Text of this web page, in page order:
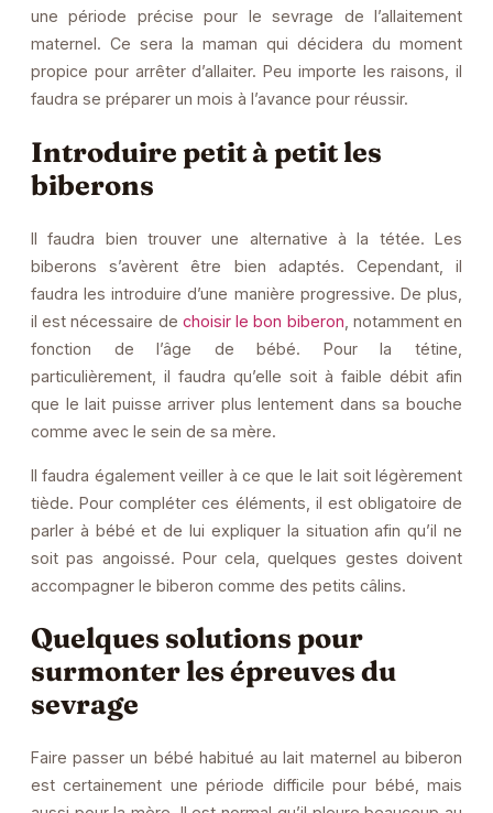
une période précise pour le sevrage de l’allaitement
maternel. Ce sera la maman qui décidera du moment
propice pour arrêter d’allaiter. Peu importe les raisons, il
faudra se préparer un mois à l’avance pour réussir.
Introduire petit à petit les
biberons
Il faudra bien trouver une alternative à la tétée. Les
biberons s’avèrent être bien adaptés. Cependant, il
faudra les introduire d’une manière progressive. De plus,
il est nécessaire de choisir le bon biberon , notamment en
fonction de l’âge de bébé. Pour la tétine,
particulièrement, il faudra qu’elle soit à faible débit afin
que le lait puisse arriver plus lentement dans sa bouche
comme avec le sein de sa mère.
Il faudra également veiller à ce que le lait soit légèrement
tiède. Pour compléter ces éléments, il est obligatoire de
parler à bébé et de lui expliquer la situation afin qu’il ne
soit pas angoissé. Pour cela, quelques gestes doivent
accompagner le biberon comme des petits câlins.
Quelques solutions pour
surmonter les épreuves du
sevrage
Faire passer un bébé habitué au lait maternel au biberon
est certainement une période difficile pour bébé, mais